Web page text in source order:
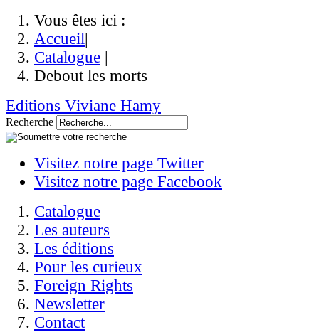
Vous êtes ici :
Accueil|
Catalogue |
Debout les morts
Editions Viviane Hamy
Recherche
Visitez notre page Twitter
Visitez notre page Facebook
Catalogue
Les auteurs
Les éditions
Pour les curieux
Foreign Rights
Newsletter
Contact